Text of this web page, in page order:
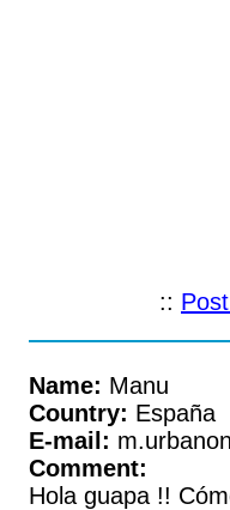
::
Name: Manu
Country: España
E-mail:
Comment:
Hola guapa !!